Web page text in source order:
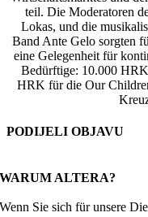
teil. Die Moderatoren
Lokas, und die
Band Ante Gelo sorgten
eine Gelegenheit für
Bedürftige: 10.000
HRK für die Our
PODIJELI OBJAVU
WARUM ALTERA?
Wenn Sie sich für unsere